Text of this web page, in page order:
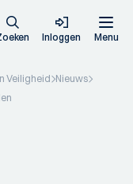
Inloggen Menu
Veiligheid Nieuws